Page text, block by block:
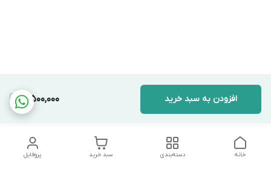
3,500,000 افزودن به سبد خرید
پروفایل سبد خرید دسته‌بندی خانه